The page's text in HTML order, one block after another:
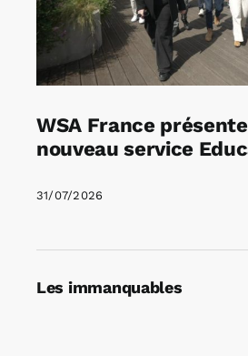
WSA France
nouveau service
31/07/2026
Les immanquables